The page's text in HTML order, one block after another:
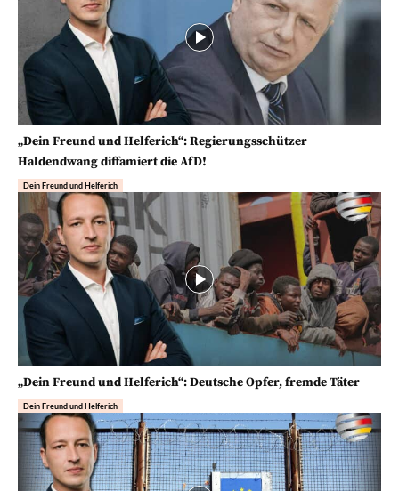
„Dein Freund und Helferich“: Regierungsschützer
Haldendwang diffamiert die AfD!
Dein Freund und Helferich
„Dein Freund und Helferich“: Deutsche Opfer, fremde Täter
Dein Freund und Helferich